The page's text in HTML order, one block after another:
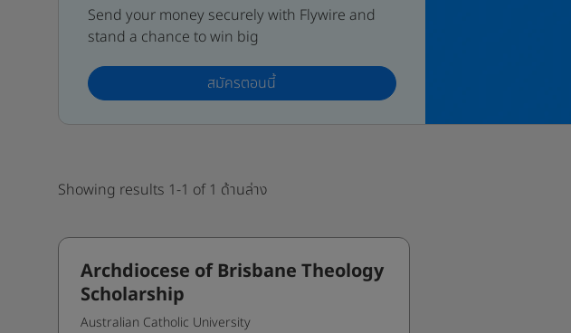
Send your money securely with Flywire and
stand a chance to win big
สมัครตอนนี้
Showing results 1-1 of 1 ด้านล่าง
Archdiocese of Brisbane Theology
Scholarship
Australian Catholic University